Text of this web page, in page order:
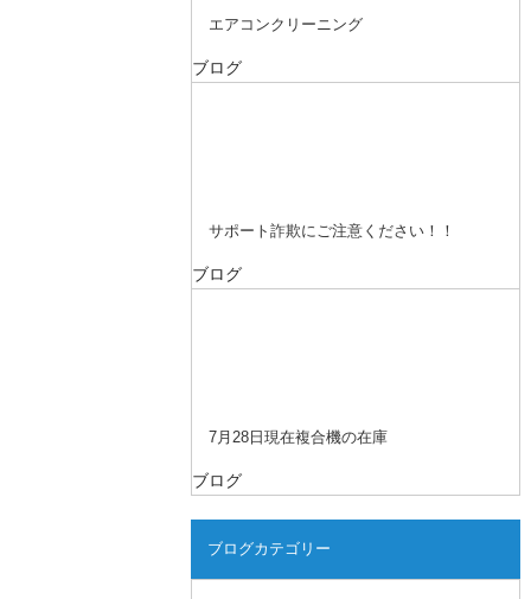
エアコンクリーニング
ブログ
サポート詐欺にご注意ください！！
ブログ
7月28日現在複合機の在庫
ブログ
ブログカテゴリー